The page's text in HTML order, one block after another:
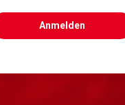
Anmelden